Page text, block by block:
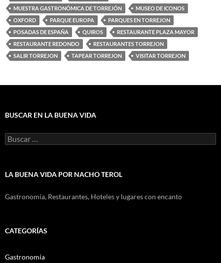
MUESTRA GASTRONÓMICA DE TORREJÓN
MUSEO DE ICONOS
OXFORD
PARQUE EUROPA
PARQUES EN TORREJON
POSADAS DE ESPAÑA
QUIROS
RESTAURANTE PLAZA MAYOR
RESTAURANTE REDONDO
RESTAURANTES TORREJON
SALIR TORREJON
TAPEAR TORREJON VISITAR TORREJON
BUSCAR EN LA BUENA VIDA
Buscar:
LA BUENA VIDA POR NACHO TEROL
Gastronomía, Restaurantes, Hoteles y lugares con encanto
CATEGORÍAS
Gastronomía